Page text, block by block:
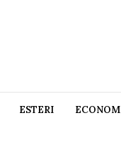
ESTERI